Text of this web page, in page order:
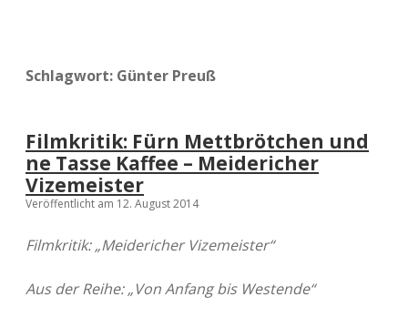
Schlagwort: Günter Preuß
Filmkritik: Fürn Mettbrötchen und
ne Tasse Kaffee – Meidericher
Vizemeister
Veröffentlicht am 12. August 2014
Filmkritik: „Meidericher Vizemeister“
Aus der Reihe: „Von Anfang bis Westende“